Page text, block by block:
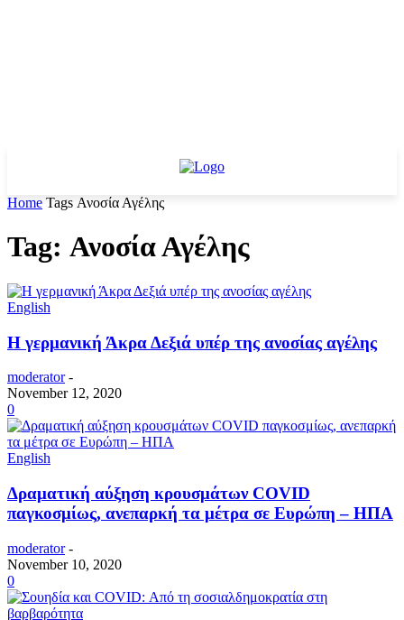
Home Tags Ανοσία Αγέλης
Tag: Ανοσία Αγέλης
English
Η γερμανική Άκρα Δεξιά υπέρ της ανοσίας αγέλης
moderator -
November 12, 2020
0
English
Δραματική αύξηση κρουσμάτων COVID
παγκοσμίως, ανεπαρκή τα μέτρα σε Ευρώπη – ΗΠΑ
moderator -
November 10, 2020
0